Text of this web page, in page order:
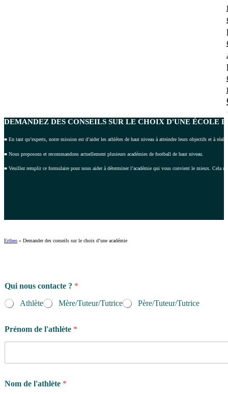
DEMANDEZ DES CONSEILS SUR LE CHOIX D'UNE ÉCOLE
■ En tant qu’experts, notre mission est d’aider les athlètes de haut niveau à atteindre leurs objectifs et à
■ Nous proposons et recommandons actuellement plusieurs académies de football de haut niveau.
■ Veuillez remplir ce formulaire pour nous aider à déterminer l’académie qui vous convient le mieux. Cela
Ertheo » Demander des conseils sur le choix d’une académie
Qui nous contacte ? *
Athlète
Mère/Tuteur/Tutrice Père/Tuteur/Tutrice
e
d
d
e
Prénom de l'athlète *
Nom de l'athlète *